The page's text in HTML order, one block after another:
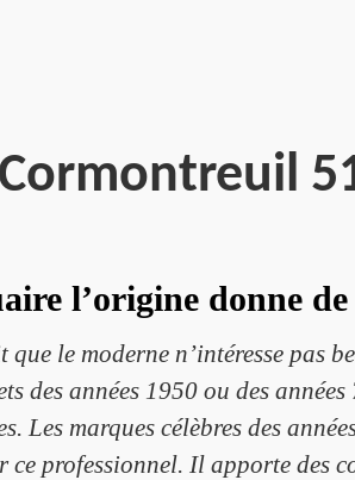
l’origine donne
le moderne n’intéresse pas
des années 1950 ou des
marques célèbres des
professionnel. Il apporte des